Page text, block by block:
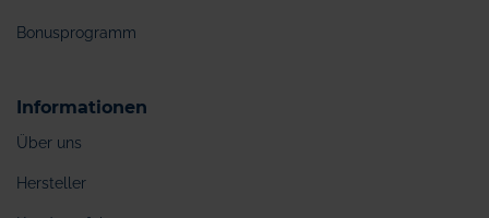
Bonusprogramm
Informationen
Über uns
Hersteller